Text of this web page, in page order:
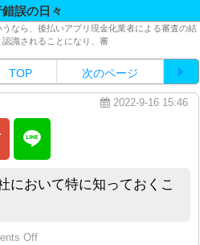
誤の日々
なら、後払いアプリ現金化業者による審査の結
識されることになり、審
TOP 次のページ
2022-9-16 15:46
において特に知っておくこ
Offon 後払いアプリ現金化会社にお